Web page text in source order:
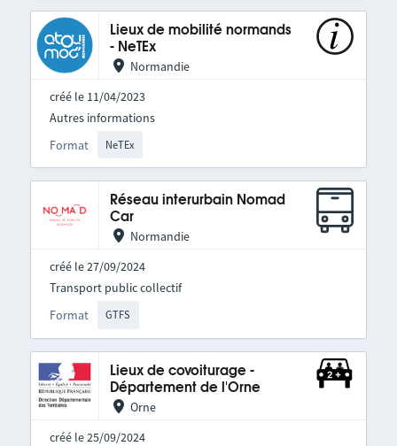
Lieux de mobilité normands
- NeTEx
Normandie
créé le 11/04/2023
Format NeTEx
Autres informations
Réseau interurbain Nomad
Car
Normandie
créé le 27/09/2024
Format GTFS
Transport public collectif
Lieux de covoiturage -
Département de l'Orne
Orne
créé le 25/09/2024